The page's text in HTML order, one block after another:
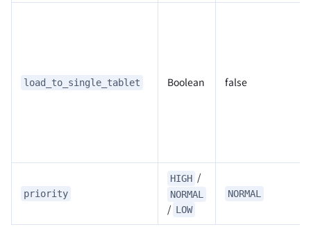
load_to_single_tablet Boolean false
priority
HIGH /
NORMAL
/ LOW
NORMAL